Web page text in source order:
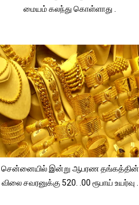
மையம் கலந்து கொள்ளாது .
சென்னையில் இன்று ஆபரண தங்கத்தின்
விலை சவரனுக்கு 520. .00 ரூபாய் உயர்வு .